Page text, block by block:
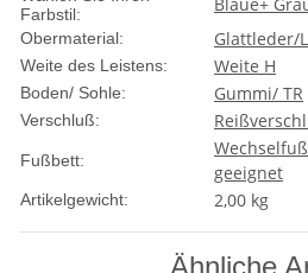
Farbstil:
Obermaterial: Glattleder/
Weite des Leistens: Weite H
Boden/ Sohle: Gummi/ TR
Verschluß:
Fußbett:
geeignet
Artikelgewicht: 2,00 kg